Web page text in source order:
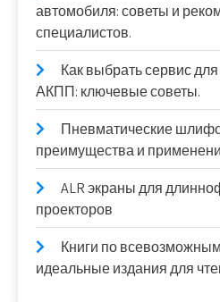
автомобиля: советы и
специалистов.
Как выбрать сервис
АКПП: ключевые советы.
Пневматические
преимущества и
ALR экраны для
проекторов
Книги по
идеальные издания для